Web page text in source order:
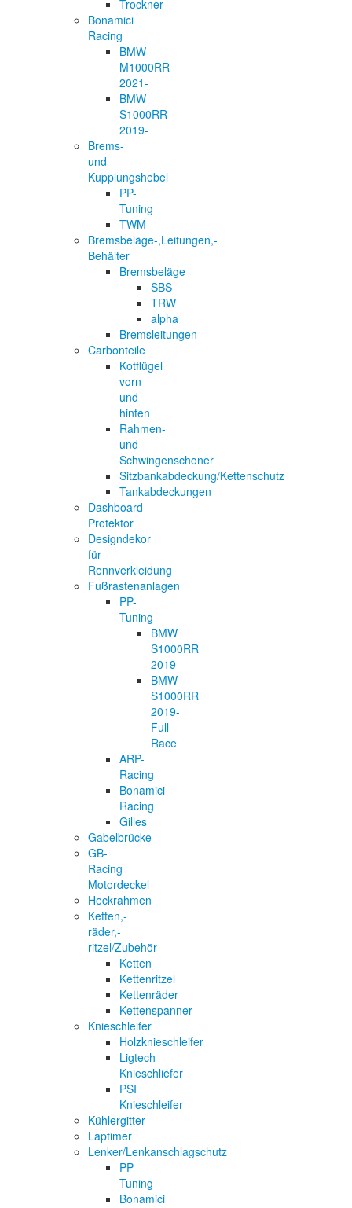
Trockner
Bonamici
Racing
BMW
M1000RR
2021-
BMW
S1000RR
2019-
Brems-
und
Kupplungshebel
PP-
Tuning
TWM
Bremsbeläge-,Leitungen,-
Behälter
Bremsbeläge
SBS
TRW
alpha
Bremsleitungen
Carbonteile
Kotflügel
vorn
und
hinten
Rahmen-
und
Schwingenschoner
Sitzbankabdeckung/Kettenschutz
Tankabdeckungen
Dashboard
Protektor
Designdekor
für
Rennverkleidung
Fußrastenanlagen
PP-
Tuning
BMW
S1000RR
2019-
BMW
S1000RR
2019-
Full
Race
ARP-
Racing
Bonamici
Racing
Gilles
Gabelbrücke
GB-
Racing
Motordeckel
Heckrahmen
Ketten,-
räder,-
ritzel/Zubehör
Ketten
Kettenritzel
Kettenräder
Kettenspanner
Knieschleifer
Holzknieschleifer
Ligtech
Knieschliefer
PSI
Knieschleifer
Kühlergitter
Laptimer
Lenker/Lenkanschlagschutz
PP-
Tuning
Bonamici